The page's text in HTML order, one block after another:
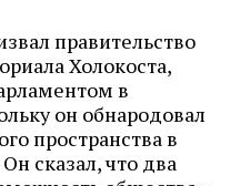
правительство
Холокоста,
в
он обнародовал
пространства в
сказал, что два